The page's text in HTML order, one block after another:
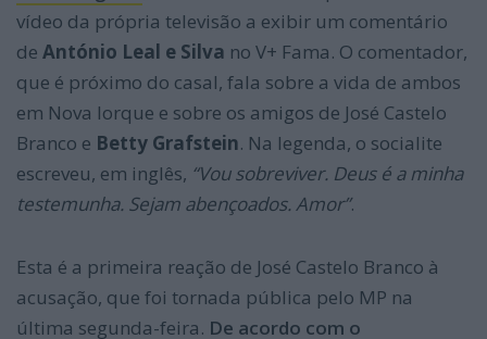
vídeo da própria televisão a exibir um comentário
de António Leal e Silva no V+ Fama. O comentador,
que é próximo do casal, fala sobre a vida de ambos
em Nova Iorque e sobre os amigos de José Castelo
Branco e Betty Grafstein. Na legenda, o socialite
escreveu, em inglês, “Vou sobreviver. Deus é a minha
testemunha. Sejam abençoados. Amor”.
Esta é a primeira reação de José Castelo Branco à
acusação, que foi tornada pública pelo MP na
última segunda-feira. De acordo com o